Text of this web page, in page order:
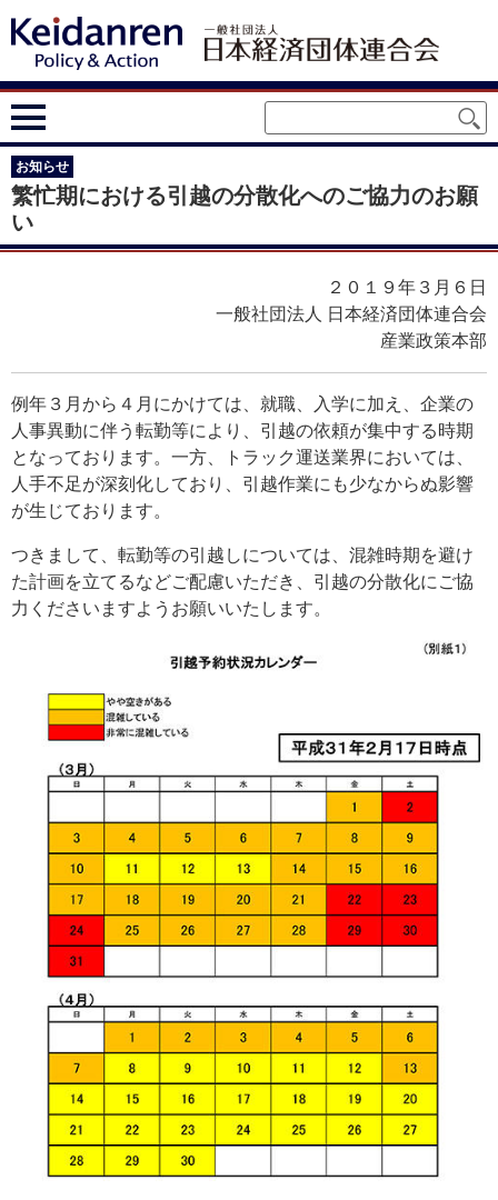
お知らせ
繁忙期における引越の分散化へのご協力のお願
い
２０１９年３月６日
一般社団法人 日本経済団体連合会
産業政策本部
例年３月から４月にかけては、就職、入学に加え、企業の
人事異動に伴う転勤等により、引越の依頼が集中する時期
となっております。一方、トラック運送業界においては、
人手不足が深刻化しており、引越作業にも少なからぬ影響
が生じております。
つきまして、転勤等の引越しについては、混雑時期を避け
た計画を立てるなどご配慮いただき、引越の分散化にご協
力くださいますようお願いいたします。